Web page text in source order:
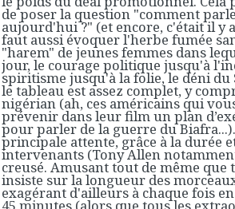
de poser la question "comment
aujourd'hui ?" (et encore, c'était il y
faut aussi évoquer l'herbe fumée
"harem" de jeunes femmes dans
jour, le courage politique jusqu'à
spiritisme jusqu'à la folie, le déni du
le tableau est assez complet, y
nigérian (ah, ces américains qui
prévenir dans leur film un plan
pour parler de la guerre du
principale attente, grâce à la durée
intervenants (Tony Allen
creusé. Amusant tout de même que
insiste sur la longueur des
exagérant d'ailleurs à chaque fois
45 minutes (alors que tous les